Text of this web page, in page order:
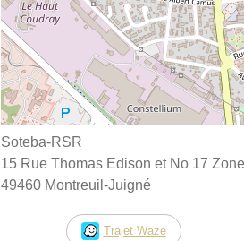
Soteba-RSR
15 Rue Thomas Edison et No 17
49460 Montreuil-Juigné
Trajet Waze